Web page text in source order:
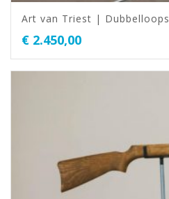
Art van Triest | Dubbelloops
€ 2.450,00